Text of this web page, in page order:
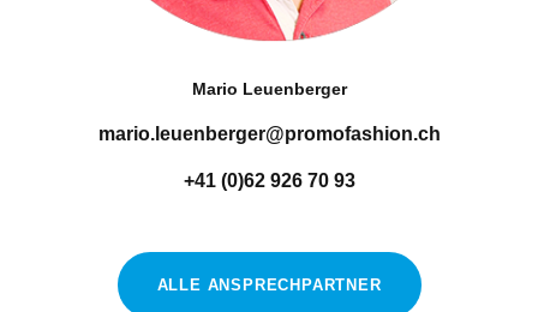
Mario Leuenberger
mario.leuenberger@promofashion.ch
+41 (0)62 926 70 93
ALLE ANSPRECHPARTNER